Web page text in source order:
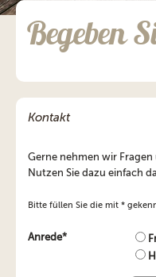
Begeben
Kontakt
Gerne nehmen wir
Nutzen Sie dazu einfach
Bitte füllen Sie die mit *
Anrede*